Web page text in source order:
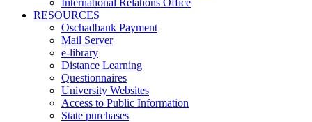
RESOURCES
Oschadbank Payment
Mail Server
e-library
Distance Learning
Questionnaires
University Websites
Access to Public Information
State purchases